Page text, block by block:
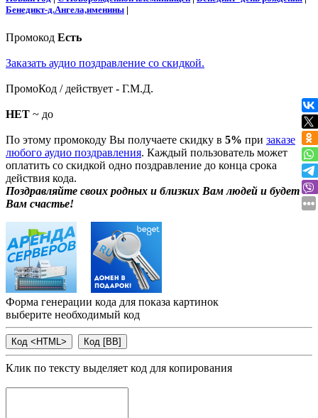
Бенедикт-д.Ангела,именины |
Промокод Есть
Заказать аудио поздравление со скидкой.
ПромоКод / действует - Г.М.Д.
НЕТ ~ до
По этому промокоду Вы получаете скидку в 5% при заказе
любого аудио поздравления. Каждый пользователь может
оплатить со скидкой одно поздравление до конца срока
действия кода.
Поздравляйте своих родных и близких Вам людей и будет
Вам счастье!
Форма генерации кода для показа картинок
выберите необходимый код
Клик по тексту выделяет код для копирования